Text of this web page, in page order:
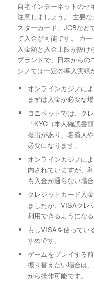
自宅インターネットのセ
注意しましょう。 主要
スターカード、JCBなど
て入金が可能です。 カ
入金額と入金上限が設
ブランドで、日本からの
ジノでは一定の導入実績
オンラインカジノに
まずは入金が必要な
コニベットでは、ク
「KYC（本人確認書
提出があり、名義人
必要になります。
オンラインカジノに
内されていますが、
も入金が通らない場合
クレジットカード入
ましたが、VISAクレ
利用できるようにな
もしVISAを使ってい
すめです。
ゲームをプレイする
振り替えたい場合は
から操作可能です。